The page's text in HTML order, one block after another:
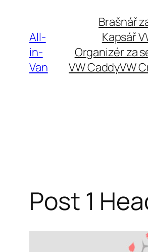
obsahAll-
in-
Van
Brašnář
Kapsář
Organizér za
VW CaddyVW
Post 1